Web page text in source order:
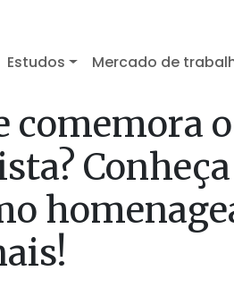
Estudos Mercado de
comemora